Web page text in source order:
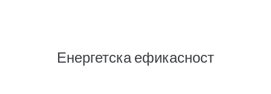
Енергетска ефикасност